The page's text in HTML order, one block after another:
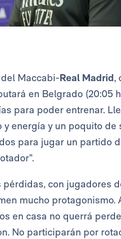
Maccabi-Real Madrid,
en Belgrado (20:05
para poder entrenar.
energía y un poquito
para jugar un partido
con jugadores
mucho
en casa no querrá
No participarán por